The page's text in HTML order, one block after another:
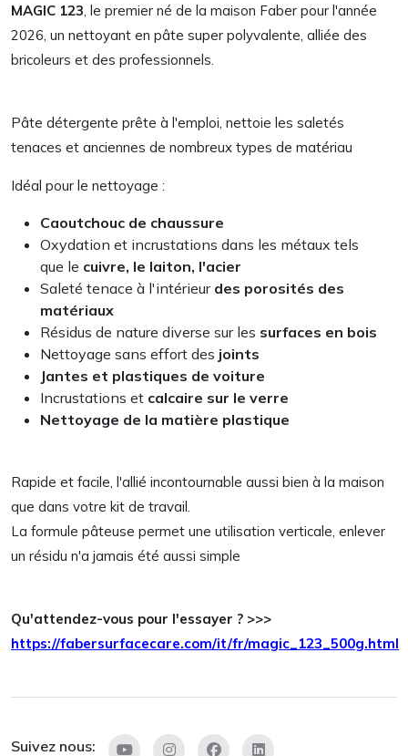
MAGIC 123 , le premier né de la maison Faber pour l'année
2026, un nettoyant en pâte super polyvalente, alliée des
bricoleurs et des professionnels.
Pâte détergente prête à l'emploi, nettoie les saletés
tenaces et anciennes de nombreux types de matériau
Idéal pour le nettoyage :
Caoutchouc de chaussure
Oxydation et incrustations dans les métaux tels
que le cuivre, le laiton, l'acier
Saleté tenace à l'intérieur des porosités des
matériaux
Résidus de nature diverse sur les surfaces en bois
Nettoyage sans effort des joints
Jantes et plastiques de voiture
Incrustations et calcaire sur le verre
Nettoyage de la matière plastique
Rapide et facile, l'allié incontournable aussi bien à la maison
que dans votre kit de travail.
La formule pâteuse permet une utilisation verticale, enlever
un résidu n'a jamais été aussi simple
Qu'attendez-vous pour l'essayer ? >>>
https://fabersurfacecare.com/it/fr/magic_123_500g.html
Suivez nous: